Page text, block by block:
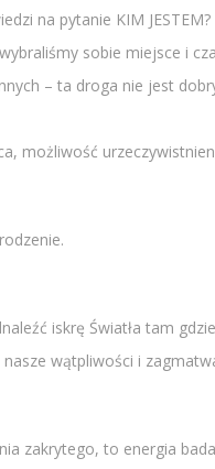
na pytanie KIM
sobie miejsce i
– ta droga nie jest
możliwość
iskrę Światła tam
wątpliwości i
zakrytego, to energia